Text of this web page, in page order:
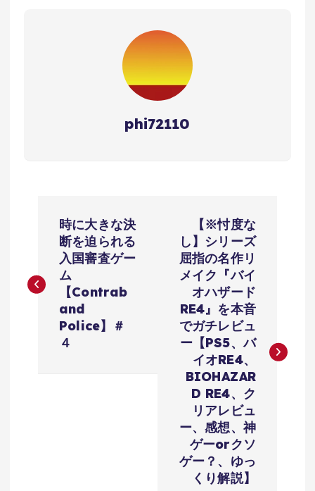
phi72110
ナ
時に大きな決
断を迫られる
入国審査ゲー
ム
【Contrab
and
Police】＃
４
【※忖度な
し】シリーズ
屈指の名作リ
メイク『バイ
オハザード
RE4』を本音
でガチレビュ
ー【PS5、バ
イオRE4、
BIOHAZAR
D RE4、ク
リアレビュ
ー、感想、神
ゲーorクソ
ゲー？、ゆっ
くり解説】